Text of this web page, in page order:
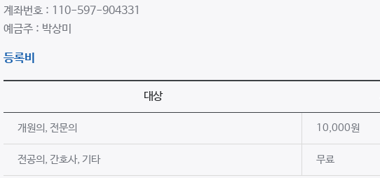
계좌번호 : 110-597-904331
예금주 : 박상미
등록비
대상
개원의, 전문의 10,000원
전공의, 간호사, 기타 무료